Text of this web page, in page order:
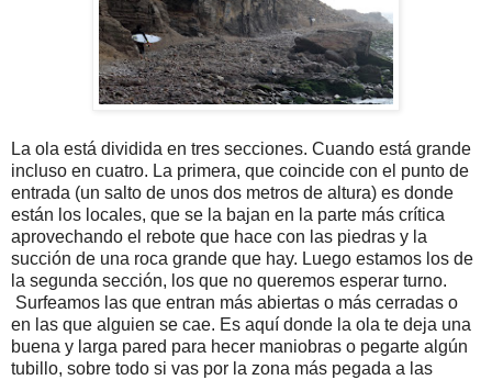
La ola está dividida en tres secciones. Cuando está grande
incluso en cuatro. La primera, que coincide con el punto de
entrada (un salto de unos dos metros de altura) es donde
están los locales, que se la bajan en la parte más crítica
aprovechando el rebote que hace con las piedras y la
succión de una roca grande que hay. Luego estamos los de
la segunda sección, los que no queremos esperar turno.
Surfeamos las que entran más abiertas o más cerradas o
en las que alguien se cae. Es aquí donde la ola te deja una
buena y larga pared para hecer maniobras o pegarte algún
tubillo, sobre todo si vas por la zona más pegada a las